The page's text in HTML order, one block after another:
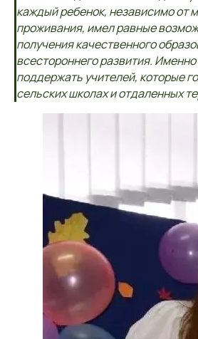
каждый ребенок, независимо от
проживания, имел равные
получения качественного
всестороннего развития.
поддержать учителей, которые
сельских школах и отдаленных